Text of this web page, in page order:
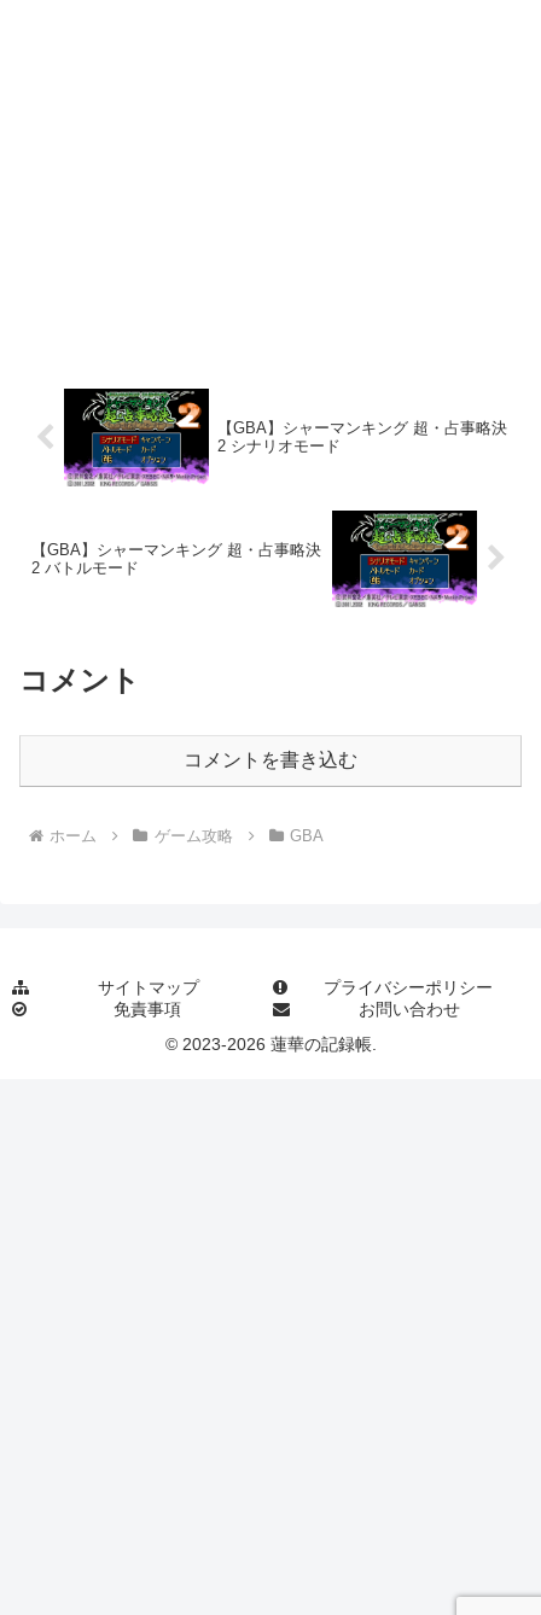
【GBA】シャーマンキング 超・占事略決
2 シナリオモード
【GBA】シャーマンキング 超・占事略決
2 バトルモード
コメント
コメントを書き込む
ホーム ゲーム攻略 GBA
サイトマップ
プライバシーポリシー
免責事項
お問い合わせ
© 2023-2026 蓮華の記録帳.